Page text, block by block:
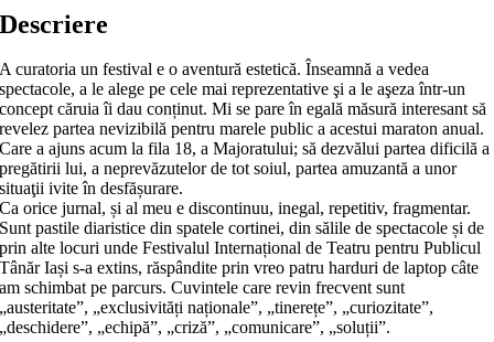
Descriere
A curatoria un festival e o aventură estetică. Înseamnă a vedea
spectacole, a le alege pe cele mai reprezentative şi a le aşeza într-un
concept căruia îi dau conținut. Mi se pare în egală măsură intere­sant să
revelez partea nevizibilă pentru marele public a acestui maraton anual.
Care a ajuns acum la fila 18, a Majoratului; să dezvălui partea dificilă a
pregătirii lui, a neprevăzutelor de tot soiul, partea amuzantă a unor
situaţii ivite în desfășurare.
Ca orice jurnal, și al meu e discontinuu, inegal, repetitiv, fragmentar.
Sunt pastile diaristice din spatele cortinei, din sălile de spectacole și de
prin alte locuri unde Festivalul Internațional de Teatru pentru Publicul
Tânăr Iași s-a extins, răs­pândite prin vreo patru harduri de laptop câte
am schimbat pe parcurs. Cuvintele care revin frecvent sunt
„austeritate”, „exclusivități naționale”, „tine­rețe”, „curiozitate”,
„deschidere”, „echipă”, „criză”, „comunicare”, „soluții”.